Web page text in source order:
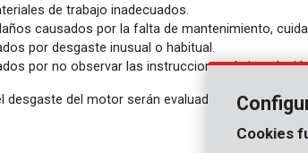
de trabajo inadecuados.
causados por la falta de mantenimiento,
por desgaste inusual o habitual.
por no observar las instrucciones de
desgaste del motor serán evaluados por el
Cookies